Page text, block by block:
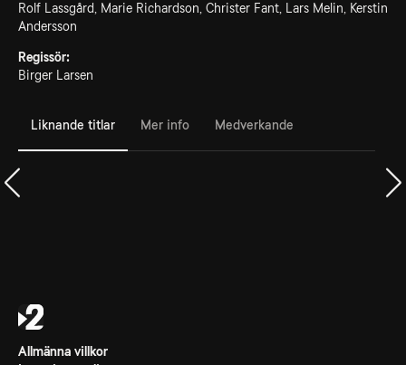
Rolf Lassgård, Marie Richardson, Christer Fant, Lars Melin, Kerstin
Andersson
Regissör:
Birger Larsen
Liknande titlar Mer info Medverkande
Allmänna villkor